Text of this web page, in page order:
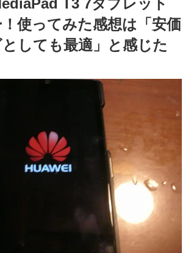
T3 7タブレット
使ってみた感想は「安価
しても最適」と感じた